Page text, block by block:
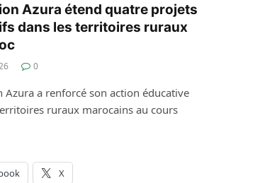
Azura étend quatre projets
dans les territoires ruraux
0
Azura a renforcé son action éducative
ruraux marocains au cours
X